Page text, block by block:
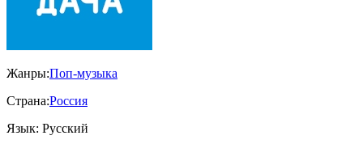
Жанры:Поп-музыка
Страна:Россия
Язык: Русский